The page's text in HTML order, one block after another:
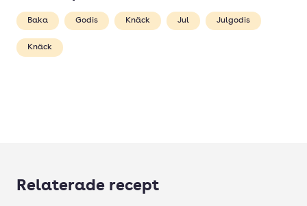
Baka Godis Knäck Jul Julgodis
Knäck
Relaterade recept